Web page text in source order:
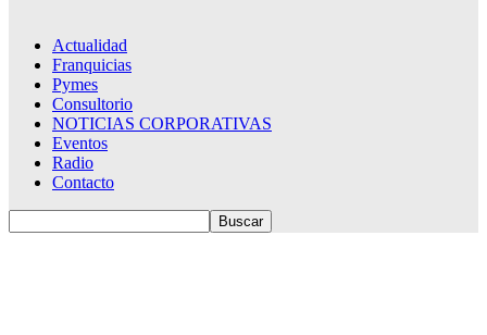
Actualidad
Franquicias
Pymes
Consultorio
NOTICIAS CORPORATIVAS
Eventos
Radio
Contacto